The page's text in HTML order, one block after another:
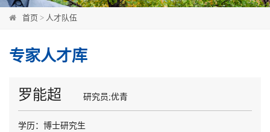
首页 > 人才队伍
专家人才库
罗能超 研究员;优青
学历：博士研究生